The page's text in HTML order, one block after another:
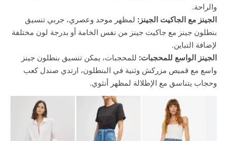
والراحة.
الجينز مع الجاكيت الجينز: لمظهر موحد وعصري، جربي تنسيق
بنطلون جينز مع جاكيت جينز من نفس الخامة أو بدرجة لون مختلفة
لإضافة التباين.
الجينز الواسع للمحجبات: للمحجبات، يمكن تنسيق بنطلون جينز
واسع مع قميص مزركش وثنية في البنطلون، ارتدي صندل كعب
وحجاب يتناسق مع الإطلالة لمظهر أنثوي.